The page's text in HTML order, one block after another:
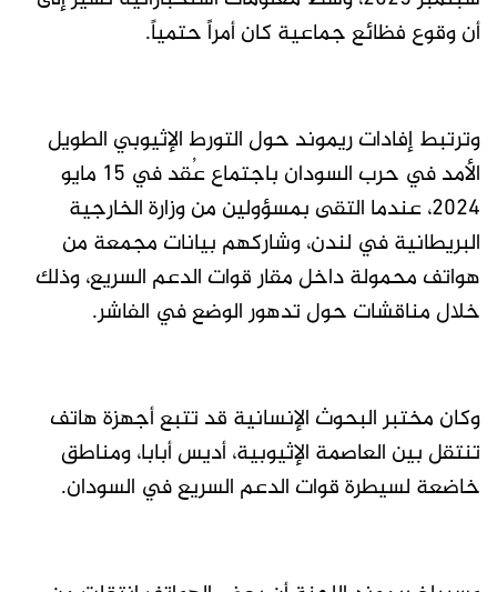
أن وقوع فظائع جماعية كان أمراً حتمياً.
وترتبط إفادات ريموند حول التورط الإثيوبي الطويل
الأمد في حرب السودان باجتماع عُقد في 15 مايو
2024، عندما التقى بمسؤولين من وزارة الخارجية
البريطانية في لندن، وشاركهم بيانات مجمعة من
هواتف محمولة داخل مقار قوات الدعم السريع، وذلك
خلال مناقشات حول تدهور الوضع في الفاشر.
وكان مختبر البحوث الإنسانية قد تتبع أجهزة هاتف
تنتقل بين العاصمة الإثيوبية، أديس أبابا، ومناطق
خاضعة لسيطرة قوات الدعم السريع في السودان.